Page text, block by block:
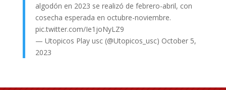
algodón en 2023 se realizó de febrero-abril, con
cosecha esperada en octubre-noviembre.
pic.twitter.com/Ie1joNyLZ9
— Utopicos Play usc (@Utopicos_usc) October 5,
2023